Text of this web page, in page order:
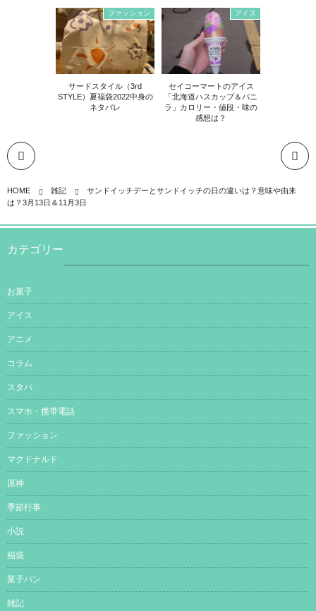
ファッション
サードスタイル（3rd
STYLE）夏福袋2022中身の
ネタバレ
アイス
セイコーマートのアイス
「北海道ハスカップ＆バニ
ラ」カロリー・値段・味の
感想は？
HOME 雑記
サンドイッチデーとサンドイッチの日の違いは？意味や由来
は？3月13日＆11月3日
カテゴリー
お菓子
アイス
アニメ
コラム
スタバ
スマホ・携帯電話
ファッション
マクドナルド
原神
季節行事
小説
福袋
菓子パン
雑記